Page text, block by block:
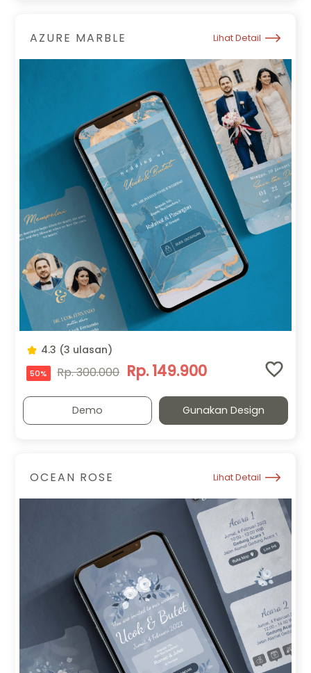
AZURE MARBLE Lihat Detail
4.3 (3 ulasan)
50% Rp. 300.000 Rp. 149.900
Demo Gunakan Design
OCEAN ROSE Lihat Detail